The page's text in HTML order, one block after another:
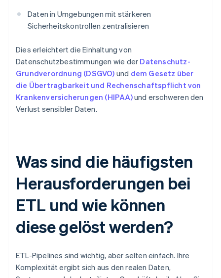
Daten in Umgebungen mit stärkeren
Sicherheitskontrollen zentralisieren
Dies erleichtert die Einhaltung von
Datenschutzbestimmungen wie der Datenschutz-
Grundverordnung (DSGVO) und dem Gesetz über
die Übertragbarkeit und Rechenschaftspflicht von
Krankenversicherungen (HIPAA)und erschweren den
Verlust sensibler Daten.
Was sind die häufigsten
Herausforderungen bei
ETL und wie können
diese gelöst werden?
ETL-Pipelines sind wichtig, aber selten einfach. Ihre
Komplexität ergibt sich aus den realen Daten,